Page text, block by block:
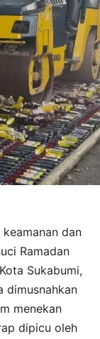
dan
Ramadan
Sukabumi,
dimusnahkan
menekan
dipicu oleh